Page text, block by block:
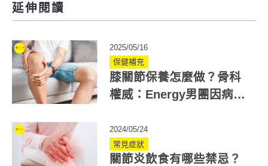
延伸閱讀
2025/05/16
保健補充
膝關節保養怎麼做？骨科
權威：Energy男團因病免
損傷！
2024/05/24
常見症狀
關節炎飲食有哪些禁忌？